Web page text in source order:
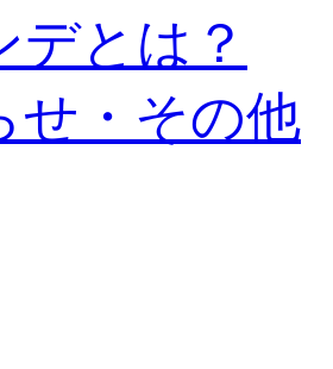
デとは？
せ・その他